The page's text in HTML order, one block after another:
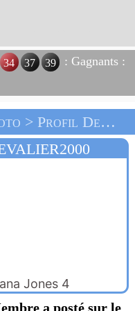
34 37 39
: Gagnants :
Communauté MadLoto > Profil De Chevalier2000 > Accueil
Jones 4
a posté sur le